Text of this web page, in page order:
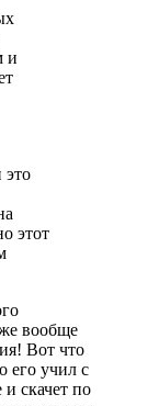
и
это
этот
вообще
Вот что
его учил с
скачет по